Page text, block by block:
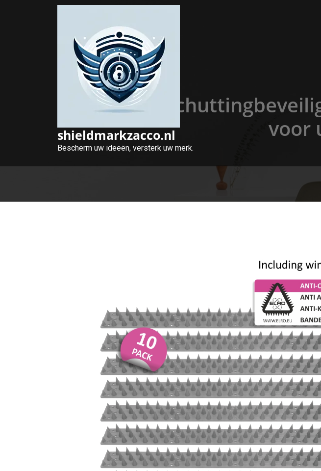
shieldmarkzacco.nl
Bescherm uw ideeën, versterk uw merk.
Optimale
voor